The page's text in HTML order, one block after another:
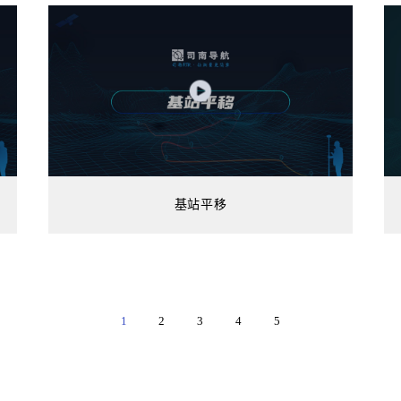
基站平移
1 2 3 4 5